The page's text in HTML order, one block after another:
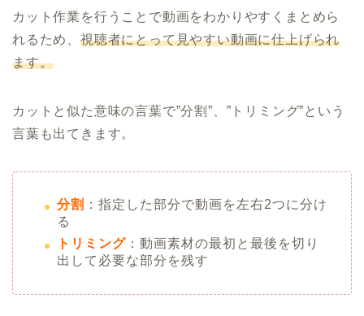
カット作業を行うことで動画をわかりやすくまとめら
れるため、 視聴者にとって見やすい動画に仕上げられ
ます。
カットと似た意味の言葉で”分割”、”トリミング”という
言葉も出てきます。
分割 ：指定した部分で動画を左右2つに分け
る
トリミング ：動画素材の最初と最後を切り
出して必要な部分を残す